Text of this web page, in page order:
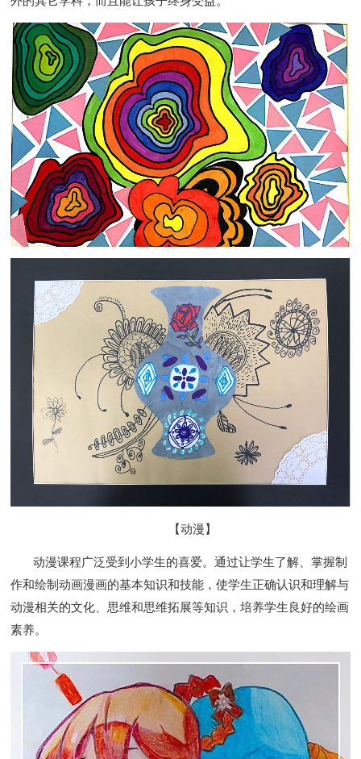
【动漫】
动漫课程广泛受到小学生的喜爱。通过让学生了解、掌握制
作和绘制动画漫画的基本知识和技能，使学生正确认识和理解与
动漫相关的文化、思维和思维拓展等知识，培养学生良好的绘画
素养。